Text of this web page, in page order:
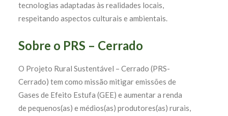
tecnologias adaptadas às realidades locais,
respeitando aspectos culturais e ambientais.
Sobre o PRS – Cerrado
O Projeto Rural Sustentável – Cerrado (PRS-
Cerrado) tem como missão mitigar emissões de
Gases de Efeito Estufa (GEE) e aumentar a renda
de pequenos(as) e médios(as) produtores(as) rurais,